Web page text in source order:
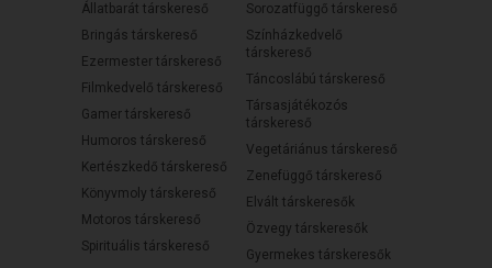
Állatbarát társkereső
Bringás társkereső
Ezermester társkereső
Filmkedvelő társkereső
Gamer társkereső
Humoros társkereső
Kertészkedő társkereső
Könyvmoly társkereső
Motoros társkereső
Spirituális társkereső
Sorozatfüggő társkereső
Színházkedvelő
társkereső
Táncoslábú társkereső
Társasjátékozós
társkereső
Vegetáriánus társkereső
Zenefüggő társkereső
Elvált társkeresők
Özvegy társkeresők
Gyermekes társkeresők